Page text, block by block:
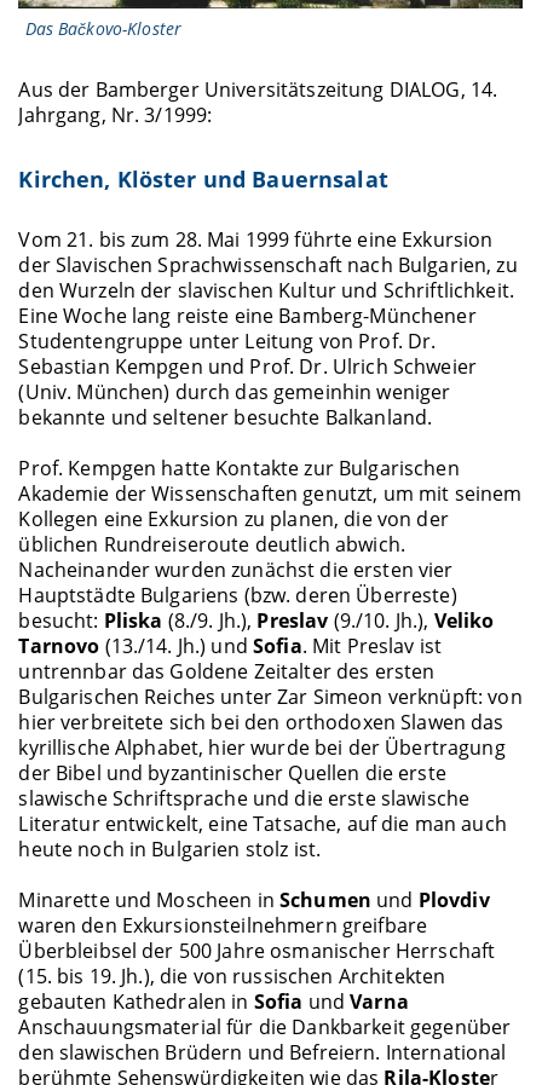
Das Bačkovo-Kloster
Aus der Bamberger Universitätszeitung DIALOG, 14.
Jahrgang, Nr. 3/1999:
Kirchen, Klöster und Bauernsalat
Vom 21. bis zum 28. Mai 1999 führte eine Exkursion
der Slavischen Sprachwissenschaft nach Bulgarien, zu
den Wurzeln der slavischen Kultur und Schriftlichkeit.
Eine Woche lang reiste eine Bamberg-Münchener
Studentengruppe unter Leitung von Prof. Dr.
Sebastian Kempgen und Prof. Dr. Ulrich Schweier
(Univ. München) durch das gemeinhin weniger
bekannte und seltener besuchte Balkanland.
Prof. Kempgen hatte Kontakte zur Bulgarischen
Akademie der Wissenschaften genutzt, um mit seinem
Kollegen eine Exkursion zu planen, die von der
üblichen Rundreiseroute deutlich abwich.
Nacheinander wurden zunächst die ersten vier
Hauptstädte Bulgariens (bzw. deren Überreste)
besucht: Pliska (8./9. Jh.), Preslav (9./10. Jh.), Veliko
Tarnovo (13./14. Jh.) undSofia. Mit Preslav ist
untrennbar das Goldene Zeitalter des ersten
Bulgarischen Reiches unter Zar Simeon verknüpft: von
hier verbreitete sich bei den orthodoxen Slawen das
kyrillische Alphabet, hier wurde bei der Übertragung
der Bibel und byzantinischer Quellen die erste
slawische Schriftsprache und die erste slawische
Literatur entwickelt, eine Tatsache, auf die man auch
heute noch in Bulgarien stolz ist.
Minarette und Moscheen inSchumen und Plovdiv
waren den Exkursionsteilnehmern greifbare
Überbleibsel der 500 Jahre osmanischer Herrschaft
(15. bis 19. Jh.), die von russischen Architekten
gebauten Kathedralen in Sofia undVarna
Anschauungsmaterial für die Dankbarkeit gegenüber
den slawischen Brüdern und Befreiern. International
berühmte Sehenswürdigkeiten wie das Rila-Kloster